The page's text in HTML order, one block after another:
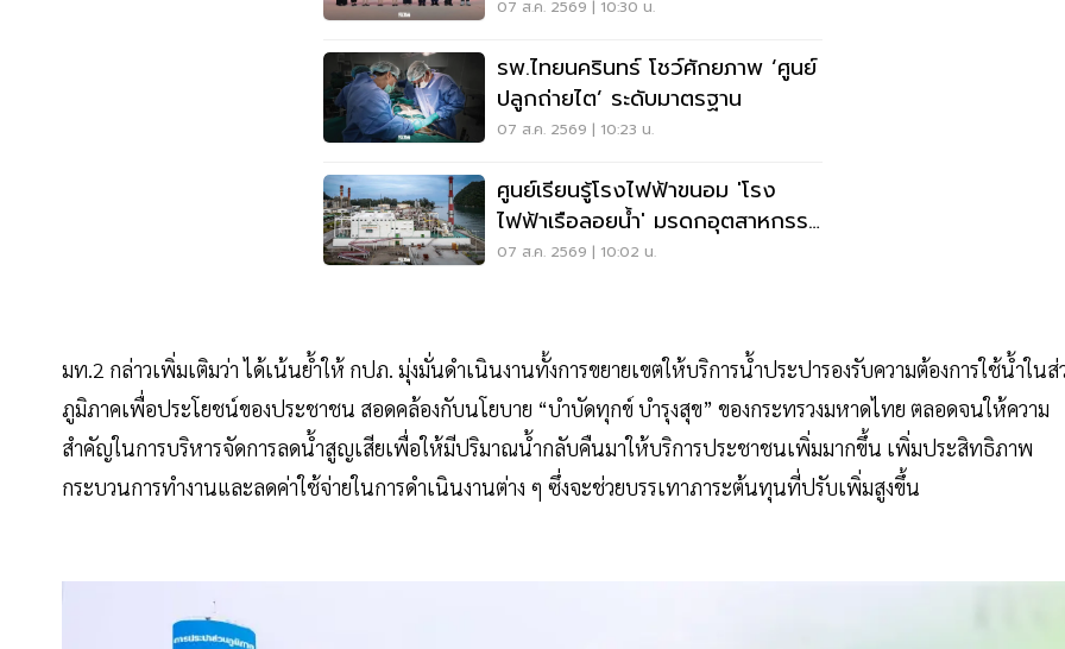
เมืองอย่างยั่งยืน
07 ส.ค. 2569 | 10:30 น.
รพ.ไทยนครินทร์ โชว์ศักยภาพ ‘ศูนย์
ปลูกถ่ายไต’ ระดับมาตรฐาน
07 ส.ค. 2569 | 10:23 น.
ศูนย์เรียนรู้โรงไฟฟ้าขนอม 'โรง
ไฟฟ้าเรือลอยน้ำ' มรดกอุตสาหกรรม
แลนด์มาร์กชุมชน
07 ส.ค. 2569 | 10:02 น.
มท.2 กล่าวเพิ่มเติมว่า ได้เน้นย้ำให้ กปภ. มุ่งมั่นดำเนินงานทั้งการขยายเขตให้บริการน้ำประปารองรับความต้องการใช้น้ำใน
ภูมิภาคเพื่อประโยชน์ของประชาชน สอดคล้องกับนโยบาย “บำบัดทุกข์ บำรุงสุข” ของกระทรวงมหาดไทย ตลอดจนให้ความ
สำคัญในการบริหารจัดการลดน้ำสูญเสียเพื่อให้มีปริมาณน้ำกลับคืนมาให้บริการประชาชนเพิ่มมากขึ้น เพิ่มประสิทธิภาพ
กระบวนการทำงานและลดค่าใช้จ่ายในการดำเนินงานต่าง ๆ ซึ่งจะช่วยบรรเทาภาระต้นทุนที่ปรับเพิ่มสูงขึ้น